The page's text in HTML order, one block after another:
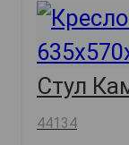
Стул
44134